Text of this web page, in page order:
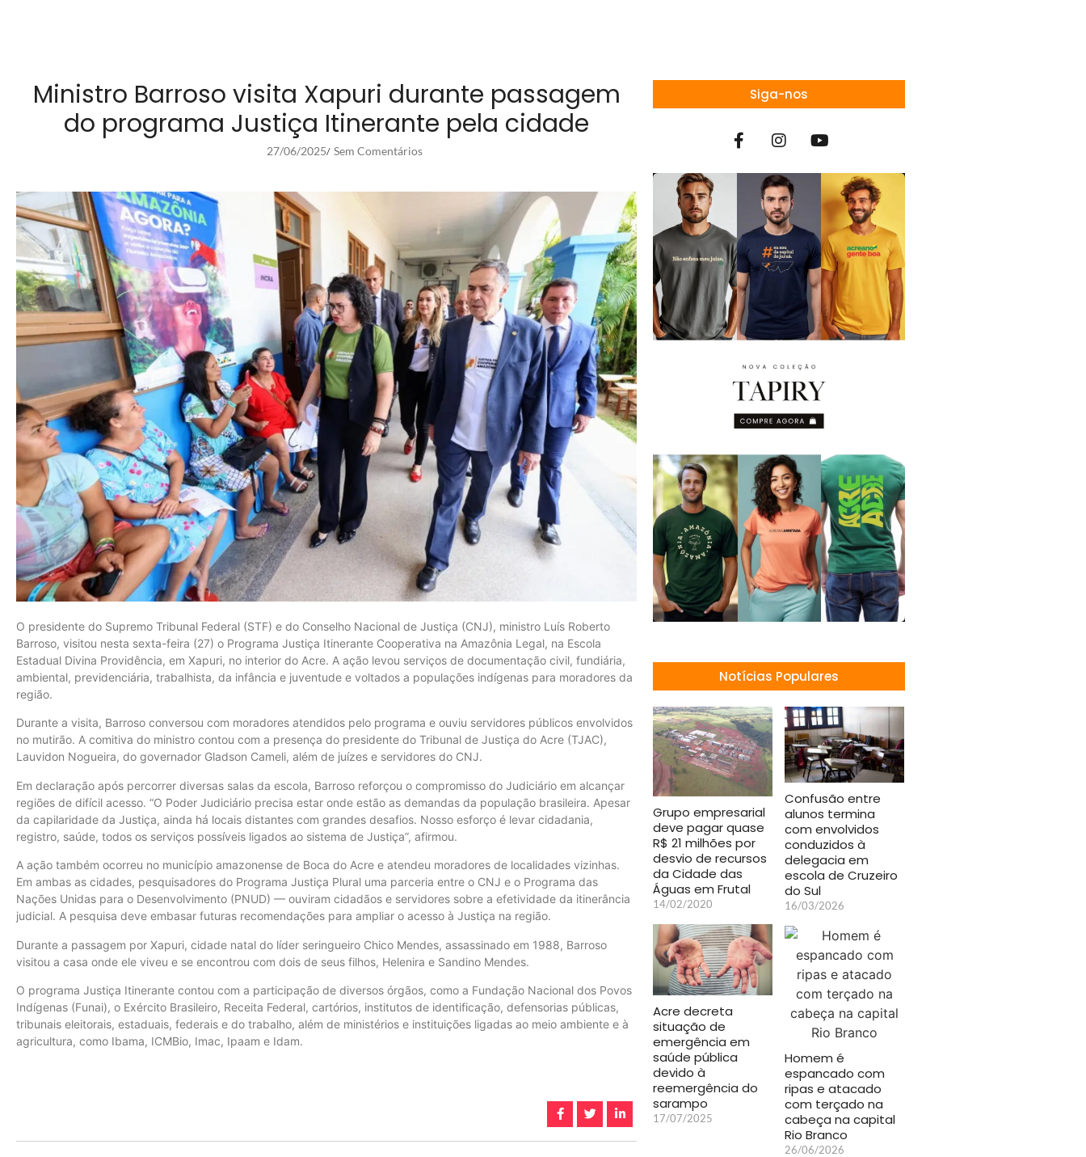
Ministro Barroso visita Xapuri durante passagem
do programa Justiça Itinerante pela cidade
27/06/2025/ Sem Comentários
O presidente do Supremo Tribunal Federal (STF) e do Conselho Nacional de Justiça (CNJ), ministro Luís Roberto
Barroso, visitou nesta sexta-feira (27) o Programa Justiça Itinerante Cooperativa na Amazônia Legal, na Escola
Estadual Divina Providência, em Xapuri, no interior do Acre. A ação levou serviços de documentação civil, fundiária,
ambiental, previdenciária, trabalhista, da infância e juventude e voltados a populações indígenas para moradores da
região.
Durante a visita, Barroso conversou com moradores atendidos pelo programa e ouviu servidores públicos envolvidos
no mutirão. A comitiva do ministro contou com a presença do presidente do Tribunal de Justiça do Acre (TJAC),
Lauvidon Nogueira, do governador Gladson Cameli, além de juízes e servidores do CNJ.
Em declaração após percorrer diversas salas da escola, Barroso reforçou o compromisso do Judiciário em alcançar
regiões de difícil acesso. “O Poder Judiciário precisa estar onde estão as demandas da população brasileira. Apesar
da capilaridade da Justiça, ainda há locais distantes com grandes desafios. Nosso esforço é levar cidadania,
registro, saúde, todos os serviços possíveis ligados ao sistema de Justiça”, afirmou.
A ação também ocorreu no município amazonense de Boca do Acre e atendeu moradores de localidades vizinhas.
Em ambas as cidades, pesquisadores do Programa Justiça Plural uma parceria entre o CNJ e o Programa das
Nações Unidas para o Desenvolvimento (PNUD) — ouviram cidadãos e servidores sobre a efetividade da itinerância
judicial. A pesquisa deve embasar futuras recomendações para ampliar o acesso à Justiça na região.
Durante a passagem por Xapuri, cidade natal do líder seringueiro Chico Mendes, assassinado em 1988, Barroso
visitou a casa onde ele viveu e se encontrou com dois de seus filhos, Helenira e Sandino Mendes.
O programa Justiça Itinerante contou com a participação de diversos órgãos, como a Fundação Nacional dos Povos
Indígenas (Funai), o Exército Brasileiro, Receita Federal, cartórios, institutos de identificação, defensorias públicas,
tribunais eleitorais, estaduais, federais e do trabalho, além de ministérios e instituições ligadas ao meio ambiente e à
agricultura, como Ibama, ICMBio, Imac, Ipaam e Idam.
Siga-nos
Notícias Populares
Grupo empresarial
deve pagar quase
R$ 21 milhões por
desvio de recursos
da Cidade das
Águas em Frutal
14/02/2020
Confusão entre
alunos termina
com envolvidos
conduzidos à
delegacia em
escola de Cruzeiro
do Sul
16/03/2026
Acre decreta
situação de
emergência em
saúde pública
devido à
reemergência do
sarampo
17/07/2025
Homem é
espancado com
ripas e atacado
com terçado na
cabeça na capital
Rio Branco
26/06/2026